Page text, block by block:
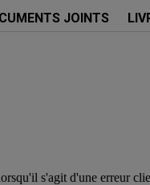
JOINTS
s'agit d'une erreur